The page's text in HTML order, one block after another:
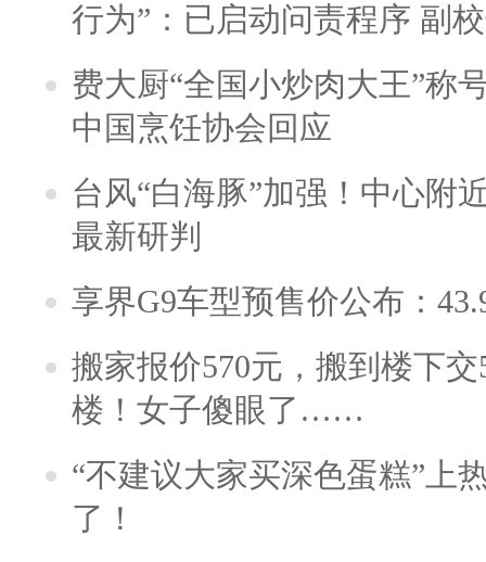
行为”：已启动问责程序 副
费大厨“全国小炒肉大王”称
中国烹饪协会回应
台风“白海豚”加强！中心附
最新研判
享界G9车型预售价公布：
搬家报价570元，搬到楼下
楼！女子傻眼了……
“不建议大家买深色蛋糕”上
了！